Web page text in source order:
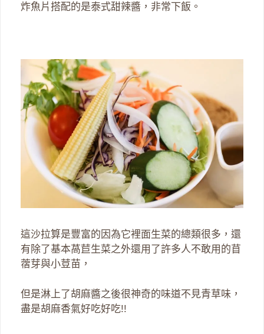
炸魚片搭配的是泰式甜辣醬，非常下飯。
這沙拉算是豐富的因為它裡面生菜的總類很多，還
有除了基本萵苣生菜之外還用了許多人不敢用的苜
蓿芽與小荳苗，
但是淋上了胡麻醬之後很神奇的味道不見青草味，
盡是胡麻香氣好吃好吃!!